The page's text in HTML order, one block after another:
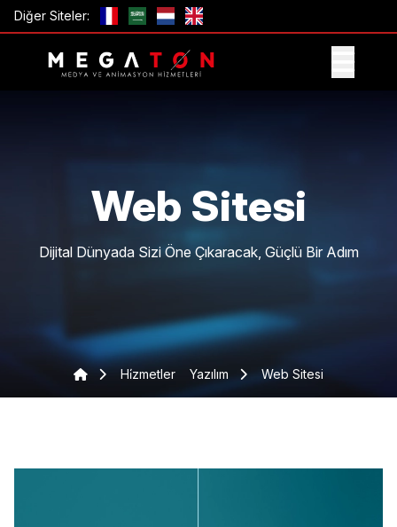
Diğer Siteler:
Web Sitesi
Dijital Dünyada Sizi Öne Çıkaracak, Güçlü Bir Adım
Hi̇zmetler Yazılım Web Sitesi